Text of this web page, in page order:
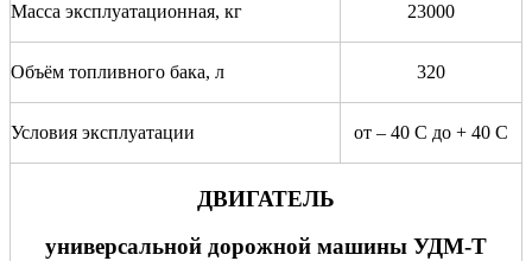
Масса эксплуатационная, кг 23000
Объём топливного бака, л 320
Условия эксплуатации от – 40 С до + 40 С
ДВИГАТЕЛЬ
универсальной дорожной машины УДМ-Т